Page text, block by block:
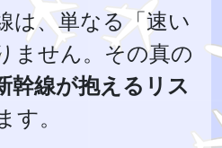
は、単なる「速い
ません。その真の
幹線が抱えるリス
す。